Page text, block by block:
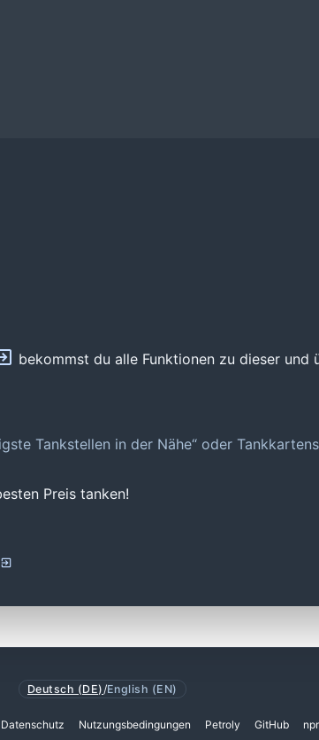
bekommst du alle Funktionen zu dieser und
Tankstellen in der Nähe“ oder
Preis tanken!
Deutsch (DE) /English (EN)
Datenschutz Nutzungsbedingungen Petroly GitHub